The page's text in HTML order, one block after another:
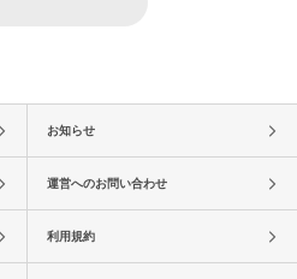
お知らせ
運営へのお問い合わせ
利用規約